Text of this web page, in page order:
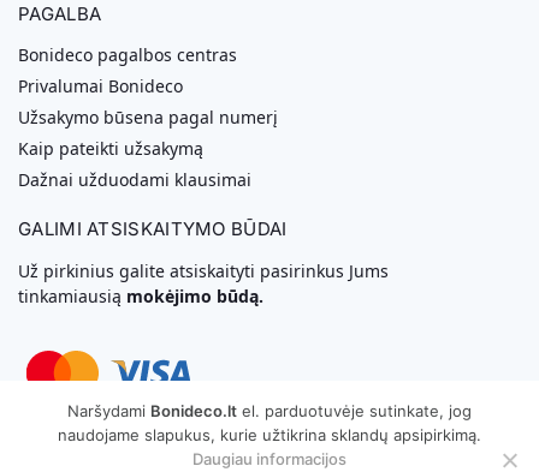
PAGALBA
Bonideco pagalbos centras
Privalumai Bonideco
Užsakymo būsena pagal numerį
Kaip pateikti užsakymą
Dažnai užduodami klausimai
GALIMI ATSISKAITYMO BŪDAI
Už pirkinius galite atsiskaityti pasirinkus Jums
tinkamiausią mokėjimo būdą.
Svetainių Kūrimas
Naršydami Bonideco.lt el. parduotuvėje sutinkate, jog
naudojame slapukus, kurie užtikrina sklandų apsipirkimą.
Daugiau informacijos